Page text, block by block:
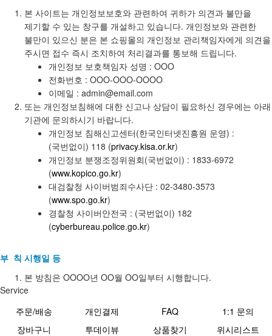
본 사이트는 개인정보보호와 관련하여 귀하가 의견과 불만을
제기할 수 있는 창구를 개설하고 있습니다. 개인정보와 관련한
불만이 있으신 분은 본 쇼핑몰의 개인정보 관리책임자에게 의견을
주시면 접수 즉시 조치하여 처리결과를 통보해 드립니다.
개인정보 보호책임자 성명 : OOO
전화번호 : OOO-OOO-OOOO
이메일 : admin@email.com
또는 개인정보침해에 대한 신고나 상담이 필요하신 경우에는 아래
기관에 문의하시기 바랍니다.
개인정보 침해신고센터(한국인터넷진흥원 운영) :
(국번없이) 118 (privacy.kisa.or.kr)
개인정보 분쟁조정위원회(국번없이) : 1833-6972
(www.kopico.go.kr)
대검찰청 사이버범죄수사단 : 02-3480-3573
(www.spo.go.kr)
경찰청 사이버안전국 : (국번없이) 182
(cyberbureau.police.go.kr)
부 칙 시행일 등
본 방침은 OOOO년 OO월 OO일부터 시행합니다.
Service
주문/배송
개인결제 FAQ
1:1 문의
장바구니
투데이뷰 상품찾기 위시리스트